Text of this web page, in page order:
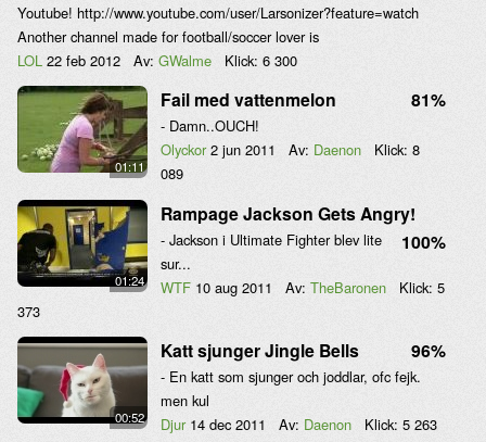
Youtube! http://www.youtube.com/user/Larsonizer?feature=watch
Another channel made for football/soccer lover is
LOL 22 feb 2012 Av: GWalme Klick: 6 300
01:11
Fail med vattenmelon 81%
- Damn..OUCH!
Olyckor 2 jun 2011 Av: Daenon Klick: 8
089
01:24
Rampage Jackson Gets Angry!
100%
- Jackson i Ultimate Fighter blev lite
sur...
WTF 10 aug 2011 Av: TheBaronen Klick: 5
373
00:52
Katt sjunger Jingle Bells 96%
- En katt som sjunger och joddlar, ofc fejk.
men kul
Djur 14 dec 2011 Av: Daenon Klick: 5 263